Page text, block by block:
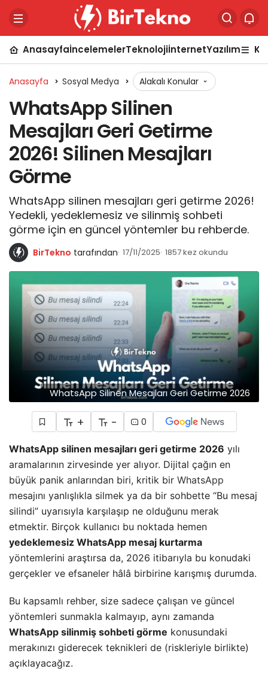
AnasayfaİncelemelerTeknolojiİnternetYazılım
Anasayfa Sosyal Medya Alakalı Konular
​WhatsApp Silinen
Mesajları Geri Getirme
2026! Silinen Mesajları
Görme
WhatsApp silinen mesajları geri getirme 2026!
Yedekli, yedeklemesiz ve silinmiş sohbeti
görme için en güncel yöntemler bu rehberde.
BirTekno tarafından 17/11/2025 1857 kez okundu
​WhatsApp Silinen Mesajları Geri Getirme 2026
+ - 0
WhatsApp silinen mesajları geri getirme 2026 yılı
aramalarının zirvesinde yer alıyor. Dijital çağın en
büyük panik anlarından biri, kritik bir WhatsApp
mesajını yanlışlıkla silmek ya da bir sohbette “Bu mesaj
silindi” uyarısıyla karşılaşıp ne olduğunu merak
etmektir. Birçok kullanıcı bu noktada hemen
yedeklemesiz WhatsApp mesaj kurtarma
yöntemlerini araştırsa da, 2026 itibarıyla bu konudaki
gerçekler ve efsaneler hâlâ birbirine karışmış durumda.
​Bu kapsamlı rehber, size sadece çalışan ve güncel
yöntemleri sunmakla kalmayıp, aynı zamanda
WhatsApp silinmiş sohbeti görme konusundaki
merakınızı giderecek teknikleri de (riskleriyle birlikte)
açıklayacağız.